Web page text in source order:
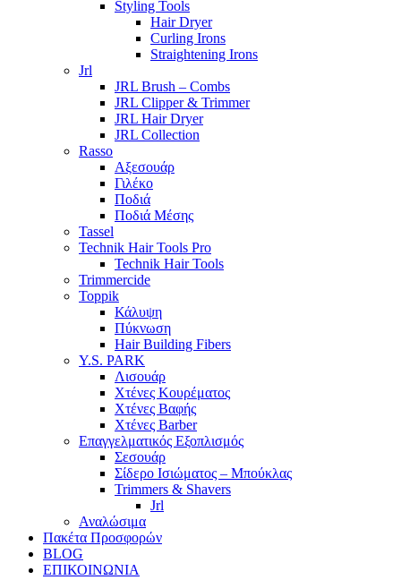
Styling Tools
Hair Dryer
Curling Irons
Straightening Irons
Jrl
JRL Brush – Combs
JRL Clipper & Trimmer
JRL Hair Dryer
JRL Collection
Rasso
Αξεσουάρ
Γιλέκο
Ποδιά
Ποδιά Μέσης
Tassel
Technik Hair Tools Pro
Technik Hair Tools
Trimmercide
Toppik
Κάλυψη
Πύκνωση
Hair Building Fibers
Y.S. PARK
Λισουάρ
Χτένες Κουρέματος
Χτένες Βαφής
Χτένες Barber
Επαγγελματικός Εξοπλισμός
Σεσουάρ
Σίδερο Ισιώματος – Μπούκλας
Trimmers & Shavers
Jrl
Αναλώσιμα
Πακέτα Προσφορών
BLOG
ΕΠΙΚΟΙΝΩΝΙΑ